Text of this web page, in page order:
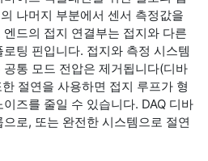
나머지 부분에서 센서 측정값을
드의 접지 연결부는 접지와 다른
팅 핀입니다. 접지와 측정 시스템
통 모드 전압은 제거됩니다(디바
절연을 사용하면 접지 루프가 형
즈를 줄일 수 있습니다. DAQ 디바
로, 또는 완전한 시스템으로 절연